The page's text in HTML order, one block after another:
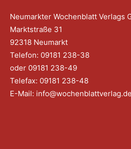
Neumarkter Wochenblatt Verlags
Marktstraße 31
92318 Neumarkt
Telefon: 09181 238-38
oder 09181 238-49
Telefax: 09181 238-48
E-Mail: info@wochenblattverlag.de